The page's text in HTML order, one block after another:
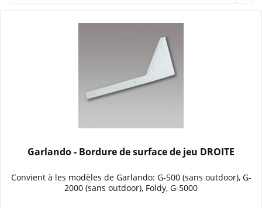
Garlando - Bordure de surface de jeu DROITE
Convient à les modèles de Garlando: G-500 (sans outdoor), G-
2000 (sans outdoor), Foldy, G-5000